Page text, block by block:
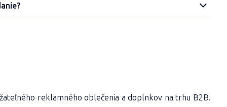
reklamného oblečenia a doplnkov na trhu B2B.